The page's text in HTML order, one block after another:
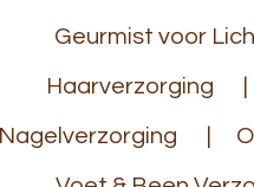
Geurmist voor
Haarverzorging
Nagelverzorging